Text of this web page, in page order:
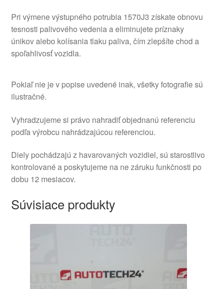
Pri výmene výstupného potrubia 1570J3 získate obnovu
tesnosti palivového vedenia a eliminujete príznaky
únikov alebo kolísania tlaku paliva, čím zlepšíte chod a
spoľahlivosť vozidla.
Pokiaľ nie je v popise uvedené inak, všetky fotografie sú
ilustračné.
Vyhradzujeme si právo nahradiť objednanú referenciu
podľa výrobcu nahrádzajúcou referenciou.
Diely pochádzajú z havarovaných vozidiel, sú starostlivo
kontrolované a poskytujeme na ne záruku funkčnosti po
dobu 12 mesiacov.
Súvisiace produkty